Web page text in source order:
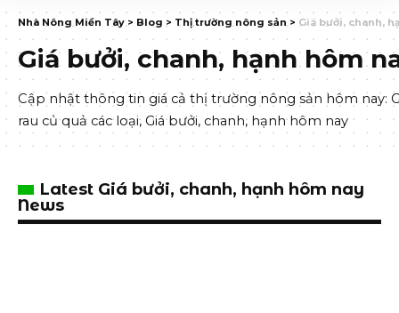
Nhà Nông Miền Tây> Blog > Thị trường nông sản> Giá bưởi, chanh,
Giá bưởi, chanh, hạnh hôm
Cập nhật thông tin giá cả thị trường nông sản hôm nay:
rau củ quả các loại, Giá bưởi, chanh, hạnh hôm nay
Latest Giá bưởi, chanh, hạnh hôm nay
News